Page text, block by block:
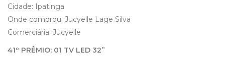
Cidade: Ipatinga
Onde comprou: Jucyelle Lage Silva
Comerciária: Jucyelle
41º PRÊMIO: 01 TV LED 32”